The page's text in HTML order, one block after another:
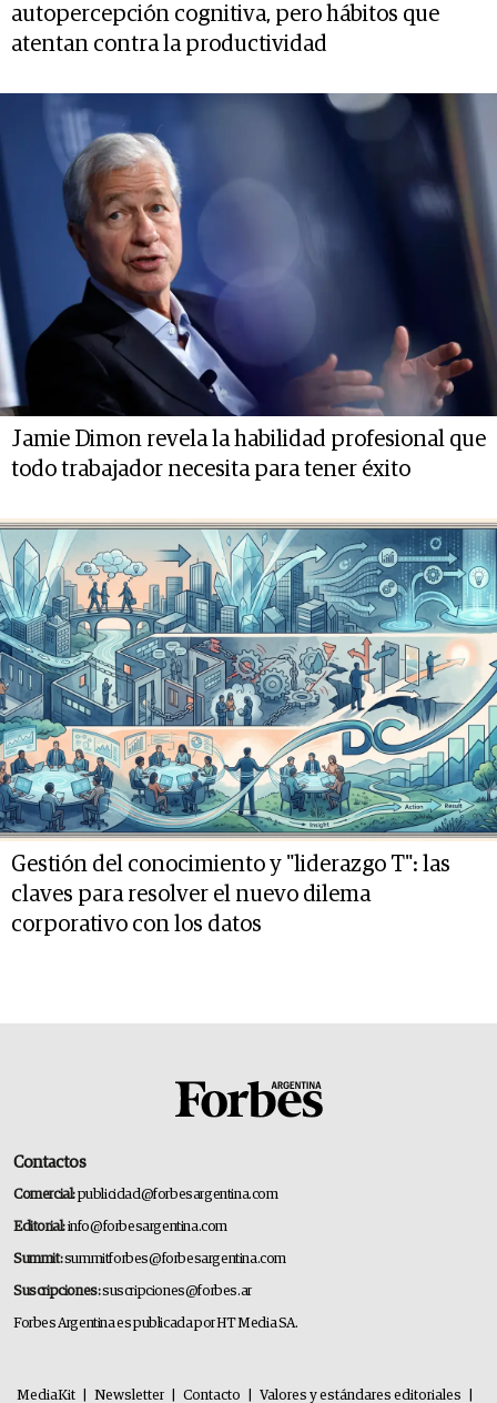
autopercepción cognitiva, pero hábitos que
atentan contra la productividad
Jamie Dimon revela la habilidad profesional que
todo trabajador necesita para tener éxito
Gestión del conocimiento y "liderazgo T": las
claves para resolver el nuevo dilema
corporativo con los datos
Contactos
Comercial:publicidad@forbesargentina.com
Editorial:info@forbesargentina.com
Summit:summitforbes@forbesargentina.com
Suscripciones:suscripciones@forbes.ar
Forbes Argentina es publicada por HT Media SA.
MediaKit Newsletter Contacto Valores y estándares editoriales